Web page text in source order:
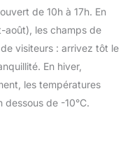
de 10h à 17h. En
août), les champs de
visiteurs : arrivez tôt le
En hiver,
les températures
de -10°C.